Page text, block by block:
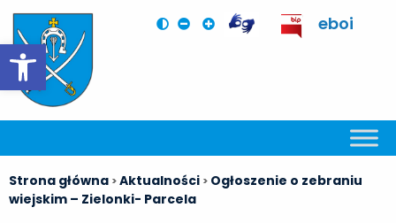
Otwórz pasek narzędzi
eboi
Strona główna >Aktualności > Ogłoszenie o zebraniu
wiejskim – Zielonki- Parcela